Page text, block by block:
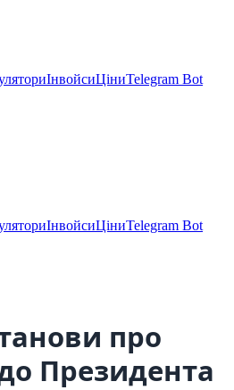
ІнвойсиЦіниTelegram Bot
ІнвойсиЦіниTelegram Bot
про
Президента